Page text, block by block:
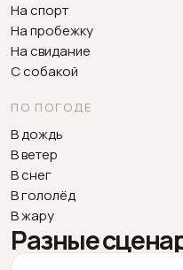
На спорт
На пробежку
На свидание
С собакой
ПО ПОГОДЕ
В дождь
В ветер
В снег
В гололёд
В жару
Разные